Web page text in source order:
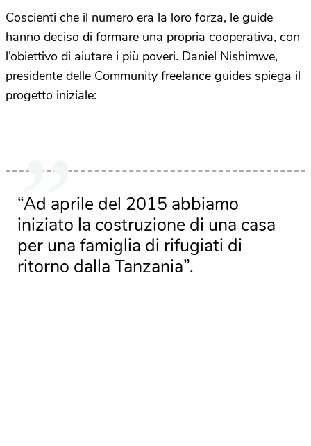
Coscienti che il numero era la loro forza, le guide
hanno deciso di formare una propria cooperativa, con
l’obiettivo di aiutare i più poveri. Daniel Nishimwe,
presidente delle Community freelance guides spiega il
progetto iniziale:
“Ad aprile del 2015 abbiamo
iniziato la costruzione di una casa
per una famiglia di rifugiati di
ritorno dalla Tanzania”.